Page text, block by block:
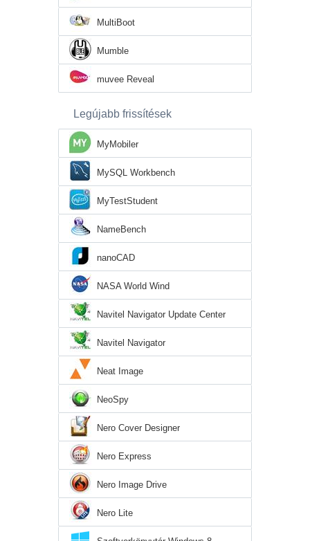
MultiBoot
Mumble
muvee Reveal
Legújabb frissítések
MyMobiler
MySQL Workbench
MyTestStudent
NameBench
nanoCAD
NASA World Wind
Navitel Navigator Update Center
Navitel Navigator
Neat Image
NeoSpy
Nero Cover Designer
Nero Express
Nero Image Drive
Nero Lite